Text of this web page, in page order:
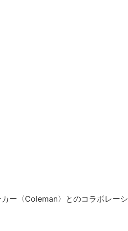
ー〈Coleman〉とのコラボレーシ